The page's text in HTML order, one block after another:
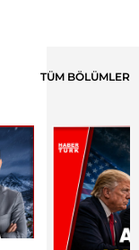
TÜM BÖLÜMLER